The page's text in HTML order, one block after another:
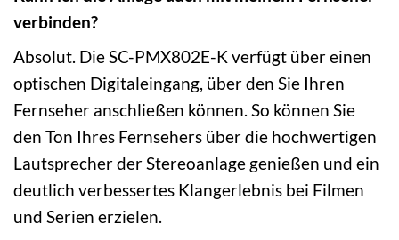
verbinden?
Absolut. Die SC-PMX802E-K verfügt über einen
optischen Digitaleingang, über den Sie Ihren
Fernseher anschließen können. So können Sie
den Ton Ihres Fernsehers über die hochwertigen
Lautsprecher der Stereoanlage genießen und ein
deutlich verbessertes Klangerlebnis bei Filmen
und Serien erzielen.